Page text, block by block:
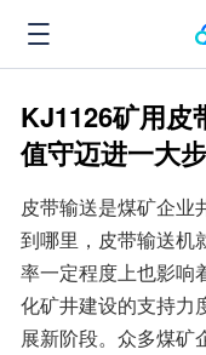
KJ1126矿用皮
值守迈进一大步
皮带输送是煤矿企业
到哪里，皮带输送机
率一定程度上也影响
化矿井建设的支持力
展新阶段。众多煤矿